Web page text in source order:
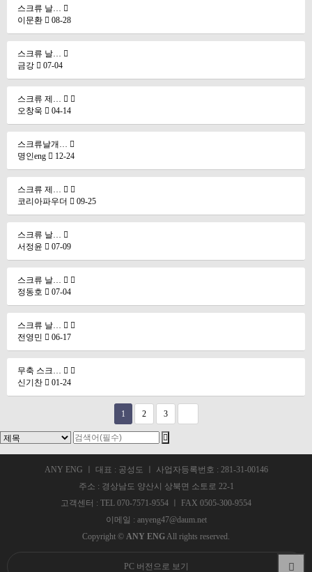
스크류 날…
이문환
08-28
스크류 날…
금강
07-04
스크류 제…
오창욱
04-14
스크류날개…
명인eng
12-24
스크류 제…
코리아파우더
09-25
스크류 날…
서정윤
07-09
스크류 날…
정동호
07-04
스크류 날…
전영민
06-17
무축 스크…
신기찬
01-24
1 2 3
ANY ENG ㅣ 대표 : 공성도 ㅣ 사업자등록번호 : 281-31-00146
주소 : 경상남도 양산시 상북면 소토로 22-1
고객센터 : TEL 070-7571-9554 ㅣ FAX 0505-300-9554
이메일 : anyeng47@daum.net
Copyright © ANY ENGAll rights reserved.
PC 버전으로 보기